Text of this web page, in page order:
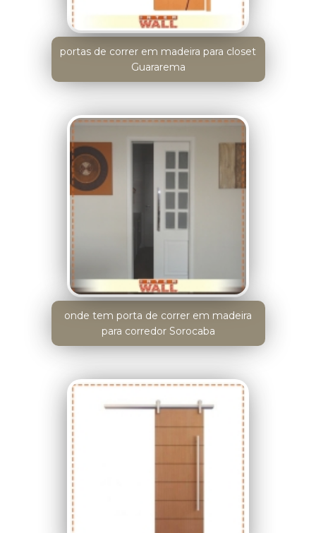
portas de correr em madeira para closet
Guararema
onde tem porta de correr em madeira
para corredor Sorocaba